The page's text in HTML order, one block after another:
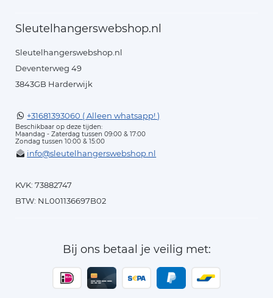
Sleutelhangerswebshop.nl
Sleutelhangerswebshop.nl
Deventerweg 49
3843GB Harderwijk
+31681393060 ( Alleen whatsapp! )
Beschikbaar op deze tijden:
Maandag - Zaterdag tussen 09:00 & 17:00
Zondag tussen 10:00 & 15:00
info@sleutelhangerswebshop.nl
KVK: 73882747
BTW: NL001136697B02
Bij ons betaal je veilig met: